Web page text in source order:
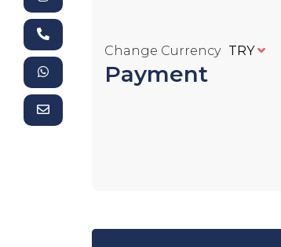
Change Currency TRY
Payment